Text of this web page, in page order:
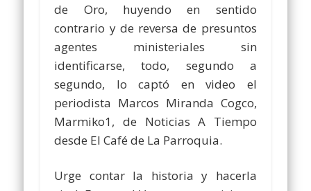
de Oro, huyendo en sentido
contrario y de reversa de presuntos
agentes ministeriales sin
identificarse, todo, segundo a
segundo, lo captó en video el
periodista Marcos Miranda Cogco,
Marmiko1, de Noticias A Tiempo
desde El Café de La Parroquia.
Urge contar la historia y hacerla